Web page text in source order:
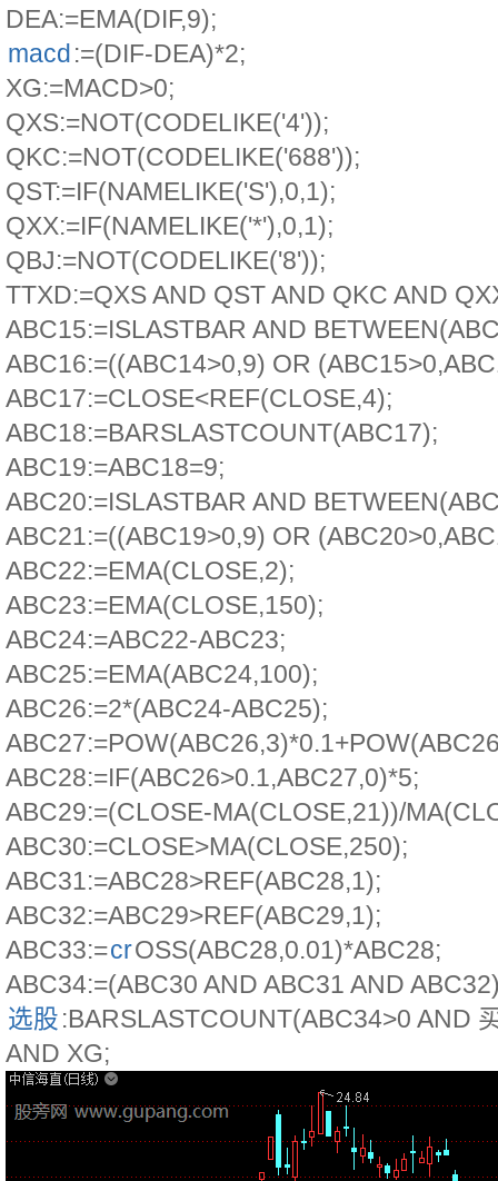
DEA:=EMA(DIF,9);
macd:=(DIF-DEA)*2;
XG:=MACD>0;
QXS:=NOT(CODELIKE('4'));
QKC:=NOT(CODELIKE('688'));
QST:=IF(NAMELIKE('S'),0,1);
QXX:=IF(NAMELIKE('*'),0,1);
QBJ:=NOT(CODELIKE('8'));
TTXD:=QXS AND QST AND QKC AND
ABC15:=ISLASTBAR AND
ABC16:=((ABC14>0,9) OR
ABC17:=CLOSE<REF(CLOSE,4);
ABC18:=BARSLASTCOUNT(ABC17);
ABC19:=ABC18=9;
ABC20:=ISLASTBAR AND
ABC21:=((ABC19>0,9) OR
ABC22:=EMA(CLOSE,2);
ABC23:=EMA(CLOSE,150);
ABC24:=ABC22-ABC23;
ABC25:=EMA(ABC24,100);
ABC26:=2*(ABC24-ABC25);
ABC28:=IF(ABC26>0.1,ABC27,0)*5;
ABC29:=(CLOSE-MA(CLOSE,21))/
ABC30:=CLOSE>MA(CLOSE,250);
ABC31:=ABC28>REF(ABC28,1);
ABC32:=ABC29>REF(ABC29,1);
ABC33:=crOSS(ABC28,0.01)*ABC28;
ABC34:=(ABC30 AND ABC31 AND
选股:BARSLASTCOUNT(ABC34>0 AND
AND XG;